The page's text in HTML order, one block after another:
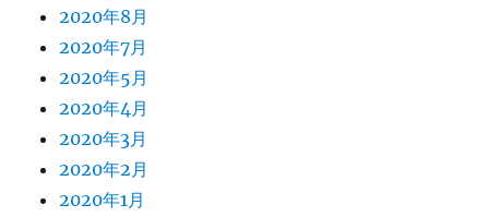
2020年8月
2020年7月
2020年5月
2020年4月
2020年3月
2020年2月
2020年1月